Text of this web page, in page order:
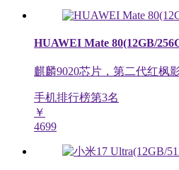
HUAWEI Mate 80(12GB/
麒麟9020芯片，第二代红枫
手机排行榜第3名
￥
4699